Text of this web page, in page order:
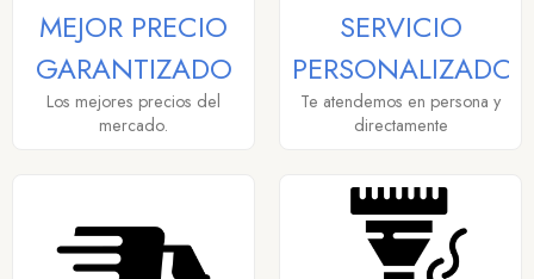
MEJOR PRECIO
GARANTIZADO
Los mejores precios del
mercado.
SERVICIO
PERSONALIZADO
Te atendemos en persona y
directamente